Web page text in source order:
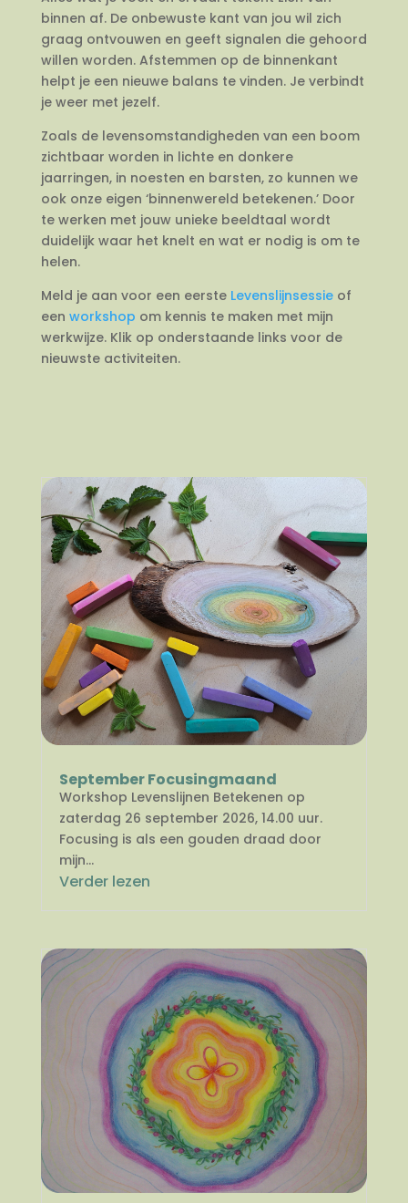
binnen af. De onbewuste kant van jou wil zich
graag ontvouwen en geeft signalen die gehoord
willen worden. Afstemmen op de binnenkant
helpt je een nieuwe balans te vinden. Je verbindt
je weer met jezelf.
Zoals de levensomstandigheden van een boom
zichtbaar worden in lichte en donkere
jaarringen, in noesten en barsten, zo kunnen we
ook onze eigen ‘binnenwereld betekenen.’ Door
te werken met jouw unieke beeldtaal wordt
duidelijk waar het knelt en wat er nodig is om te
helen.
Meld je aan voor een eerste Levenslijnsessieof
een workshop om kennis te maken met mijn
werkwijze. Klik op onderstaande links voor de
nieuwste activiteiten.
September Focusingmaand
Workshop Levenslijnen Betekenen op
zaterdag 26 september 2026, 14.00 uur.
Focusing is als een gouden draad door
mijn...
Verder lezen